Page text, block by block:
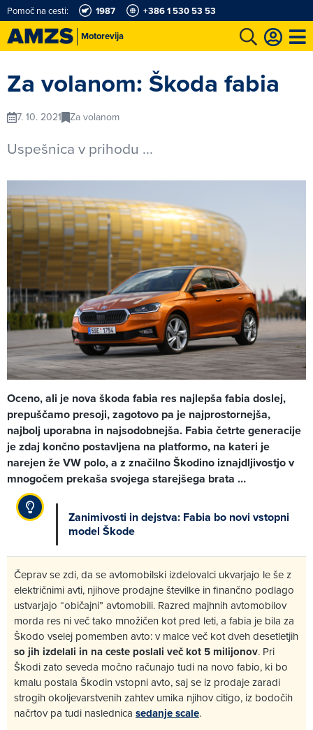
Motorevija
Pomoč na cesti: 1987 +386 1 530 53 53
Za volanom: Škoda fabia
7. 10. 2021 Za volanom
Uspešnica v prihodu ...
Oceno, ali je nova škoda fabia res najlepša fabia doslej,
prepuščamo presoji, zagotovo pa je najprostornejša,
najbolj uporabna in najsodobnejša. Fabia četrte generacije
je zdaj končno postavljena na platformo, na kateri je
narejen že VW polo, a z značilno Škodino iznajdljivostjo v
mnogočem prekaša svojega starejšega brata …
Zanimivosti in dejstva: Fabia bo novi vstopni
model Škode
Čeprav se zdi, da se avtomobilski izdelovalci ukvarjajo le še z
električnimi avti, njihove prodajne številke in finančno podlago
ustvarjajo “običajni” avtomobili. Razred majhnih avtomobilov
morda res ni več tako množičen kot pred leti, a fabia je bila za
Škodo vselej pomemben avto: v malce več kot dveh desetletjih
so jih izdelali in na ceste poslali več kot 5 milijonov. Pri
Škodi zato seveda močno računajo tudi na novo fabio, ki bo
kmalu postala Škodin vstopni avto, saj se iz prodaje zaradi
strogih okoljevarstvenih zahtev umika njihov citigo, iz bodočih
načrtov pa tudi naslednica sedanje scale.